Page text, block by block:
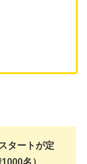
タートが定
名）